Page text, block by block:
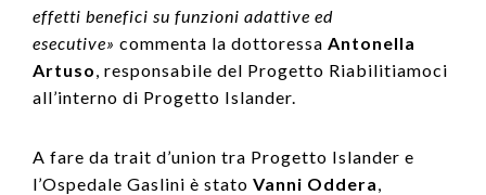
effetti benefici su funzioni adattive ed
esecutive» commenta la dottoressa Antonella
Artuso, responsabile del Progetto Riabilitiamoci
all’interno di Progetto Islander.
A fare da trait d’union tra Progetto Islander e
l’Ospedale Gaslini è stato Vanni Oddera,